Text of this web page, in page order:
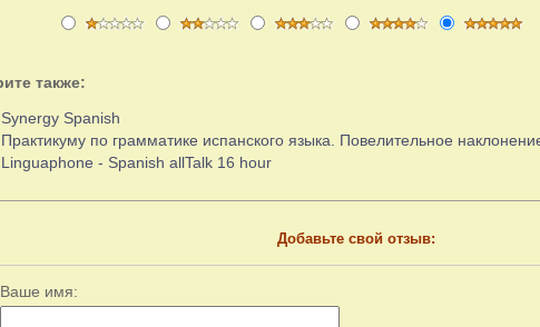
также:
Synergy Spanish
Практикуму по грамматике испанского языка. Повелительное
Linguaphone - Spanish allTalk 16 hour
Добавьте свой отзыв:
Ваше имя: